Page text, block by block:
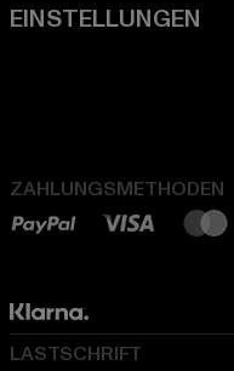
ZAHLUNGSMETHODEN
LASTSCHRIFT